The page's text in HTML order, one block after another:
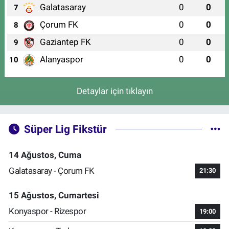
7 Galatasaray 0 0
8 Çorum FK 0 0
9 Gaziantep FK 0 0
10 Alanyaspor 0 0
Detaylar için tıklayın
Süper Lig Fikstür
14 Ağustos, Cuma
Galatasaray - Çorum FK
21:30
15 Ağustos, Cumartesi
Konyaspor - Rizespor
19:00